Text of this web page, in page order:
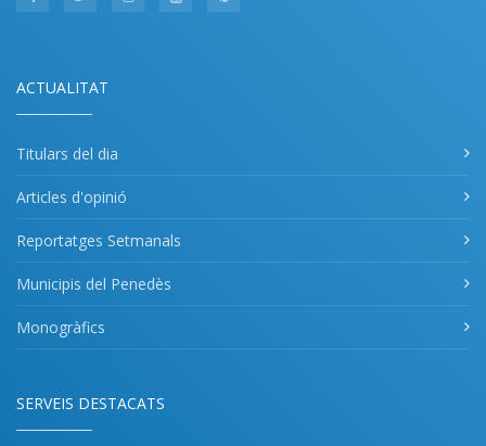
ACTUALITAT
Titulars del dia
Articles d'opinió
Reportatges Setmanals
Municipis del Penedès
Monogràfics
SERVEIS DESTACATS